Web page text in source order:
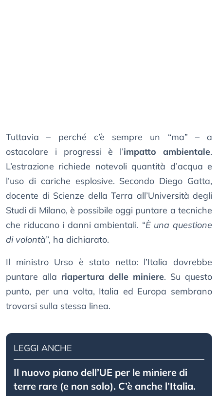
Tuttavia – perché c’è sempre un “ma” – a
ostacolare i progressi è l’impatto ambientale.
L’estrazione richiede notevoli quantità d’acqua e
l’uso di cariche esplosive. Secondo Diego Gatta,
docente di Scienze della Terra all’Università degli
Studi di Milano, è possibile oggi puntare a tecniche
che riducano i danni ambientali. “È una questione
di volontà”, ha dichiarato.
Il ministro Urso è stato netto: l’Italia dovrebbe
puntare alla riapertura delle miniere. Su questo
punto, per una volta, Italia ed Europa sembrano
trovarsi sulla stessa linea.
LEGGI ANCHE
Il nuovo piano dell’UE per le miniere di
terre rare (e non solo). C’è anche l’Italia.